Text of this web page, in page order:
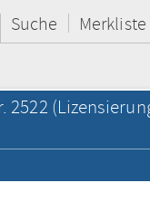
Suche Merkliste
2522